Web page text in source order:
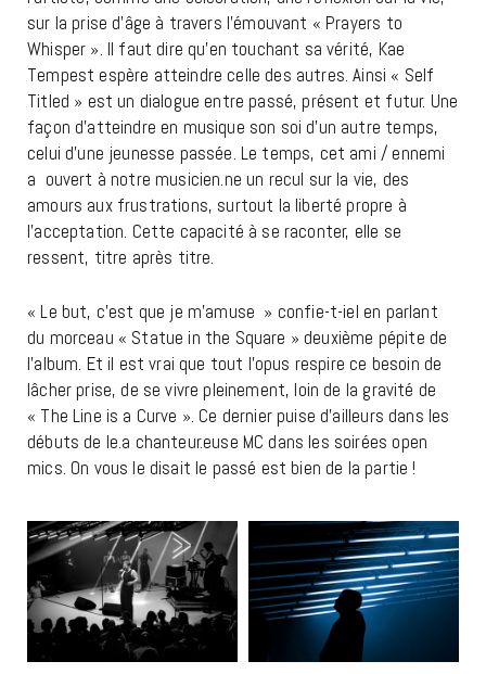
sur la prise d’âge à travers l’émouvant « Prayers to
Whisper ». Il faut dire qu’en touchant sa vérité, Kae
Tempest espère atteindre celle des autres. Ainsi « Self
Titled » est un dialogue entre passé, présent et futur. Une
façon d’atteindre en musique son soi d’un autre temps,
celui d’une jeunesse passée. Le temps, cet ami / ennemi
a ouvert à notre musicien.ne un recul sur la vie, des
amours aux frustrations, surtout la liberté propre à
l’acceptation. Cette capacité à se raconter, elle se
ressent, titre après titre.
« Le but, c’est que je m’amuse » confie-t-iel en parlant
du morceau « Statue in the Square » deuxième pépite de
l’album. Et il est vrai que tout l’opus respire ce besoin de
lâcher prise, de se vivre pleinement, loin de la gravité de
« The Line is a Curve ». Ce dernier puise d’ailleurs dans les
débuts de le.a chanteur.euse MC dans les soirées open
mics. On vous le disait le passé est bien de la partie !